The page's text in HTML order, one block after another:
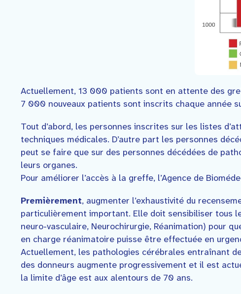
Actuellement, 13 000 patients sont en attente des
7 000 nouveaux patients sont inscrits chaque année
Tout d’abord, les personnes inscrites sur les listes
techniques médicales. D’autre part les personnes
peut se faire que sur des personnes décédées de
leurs organes.
Pour améliorer l’accès à la greffe, l’Agence de
Premièrement, augmenter l’exhaustivité du
particulièrement important. Elle doit sensibiliser tous
neuro-vasculaire, Neurochirurgie, Réanimation) pour
en charge réanimatoire puisse être effectuée en
Actuellement, les pathologies cérébrales entraînant
des donneurs augmente progressivement et il est
la limite d’âge est aux alentours de 70 ans.